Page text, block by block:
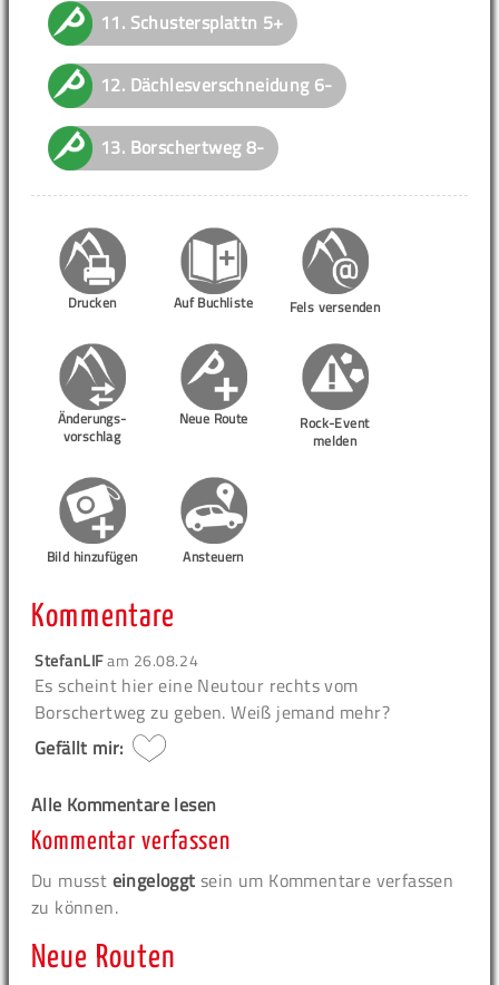
11. Schustersplattn 5+
12. Dächlesverschneidung6-
13. Borschertweg8-
Drucken Auf Buchliste Fels versenden
Änderungs-
vorschlag
Neue Route
Rock-Event
melden
Bild hinzufügen Ansteuern
Kommentare
StefanLIFam 26.08.24
Es scheint hier eine Neutour rechts vom
Borschertweg zu geben. Weiß jemand mehr?
Gefällt mir:
Alle Kommentare lesen
Kommentar verfassen
Du musst eingeloggt sein um Kommentare verfassen
zu können.
Neue Routen